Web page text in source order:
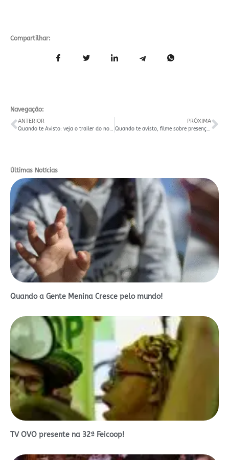
Compartilhar:
Navegação:
ANTERIOR
Quando te Avisto: veja o trailer do nosso novo documentário
PRÓXIMA
Quando te avisto, filme sobre presença indígena em Santa Maria no Festival de Gramado
Últimas Notícias
Quando a Gente Menina Cresce pelo mundo!
TV OVO presente na 32ª Feicoop!